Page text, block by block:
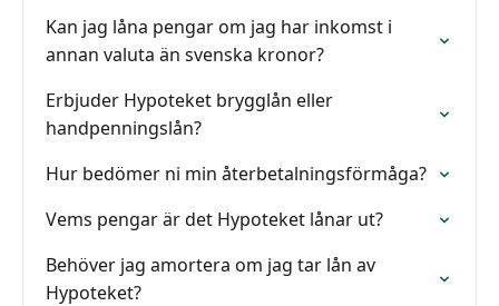
Kan jag låna pengar om jag har inkomst i
annan valuta än svenska kronor?
Erbjuder Hypoteket brygglån eller
handpenningslån?
Hur bedömer ni min återbetalningsförmåga?
Vems pengar är det Hypoteket lånar ut?
Behöver jag amortera om jag tar lån av
Hypoteket?